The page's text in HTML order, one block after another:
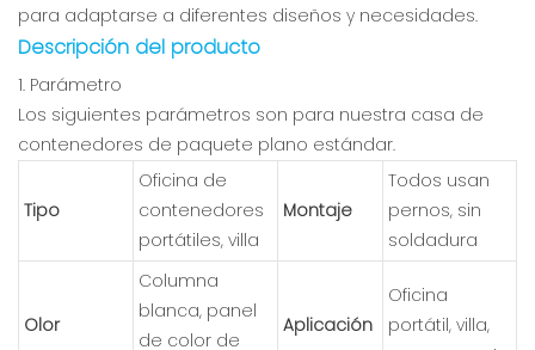
para adaptarse a diferentes diseños y necesidades.
Descripción del producto
1. Parámetro
Los siguientes parámetros son para nuestra casa de
contenedores de paquete plano estándar.
Tipo
Oficina de
contenedores
portátiles, villa
Montaje
Todos usan
pernos, sin
soldadura
Olor
Columna
blanca, panel
de color de
Aplicación
Oficina
portátil, villa,